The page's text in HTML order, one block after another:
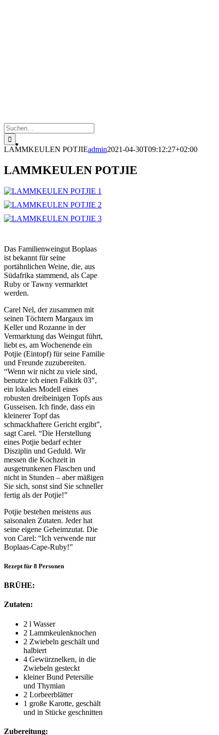
Suche
nach:
LAMMKEULEN POTJIEadmin2021-04-30T09:12:27+02:00
LAMMKEULEN POTJIE
Das Familienweingut Boplaas
ist bekannt für seine
portähnlichen Weine, die, aus
Südafrika stammend, als Cape
Ruby or Tawny vermarktet
werden.
Carel Nel, der zusammen mit
seinen Töchtern Margaux im
Keller und Rozanne in der
Vermarktung das Weingut führt,
liebt es, am Wochenende ein
Potjie (Eintopf) für seine Familie
und Freunde zuzubereiten.
“Wenn wir nicht zu viele sind,
benutze ich einen Falkirk 03″,
ein lokales Modell eines
robusten dreibeinigen Topfs aus
Gusseisen. Ich finde, dass ein
kleinerer Topf das
schmackhaftere Gericht ergibt”,
sagt Carel. “Die Herstellung
eines Potjie bedarf echter
Disziplin und Geduld. Wir
messen die Kochzeit in
ausgetrunkenen Flaschen und
nicht in Stunden – aber mäßigen
Sie sich, sonst sind Sie schneller
fertig als der Potjie!”
Potjie bestehen meistens aus
saisonalen Zutaten. Jeder hat
seine eigene Geheimzutat. Die
von Carel: “Ich verwende nur
Boplaas-Cape-Ruby!”
Rezept für 8 Personen
BRÜHE:
Zutaten:
2 l Wasser
2 Lammkeulenknochen
2 Zwiebeln geschält und
halbiert
4 Gewürznelken, in die
Zwiebeln gesteckt
kleiner Bund Petersilie
und Thymian
2 Lorbeerblätter
1 große Karotte, geschält
und in Stücke geschnitten
Zubereitung: